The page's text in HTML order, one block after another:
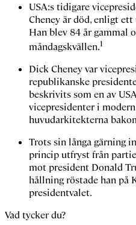
USA:s tidigare
Cheney är död, enligt
Han blev 84 år gammal
måndagskvällen.1
Dick Cheney var
republikanske
beskrivits som en av
vicepresidenter i
huvudarkitekterna
Trots sin långa gärning
princip utfryst från
mot president Donald
hållning röstade han på
presidentvalet.
Vad tycker du?